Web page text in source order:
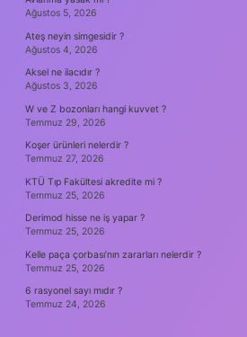
Ağustos 5, 2026
Ateş neyin simgesidir ?
Ağustos 4, 2026
Aksel ne ilacıdır ?
Ağustos 3, 2026
W ve Z bozonları hangi kuvvet ?
Temmuz 29, 2026
Koşer ürünleri nelerdir ?
Temmuz 27, 2026
KTÜ Tıp Fakültesi akredite mi ?
Temmuz 25, 2026
Derimod hisse ne iş yapar ?
Temmuz 25, 2026
Kelle paça çorbası’nın zararları nelerdir ?
Temmuz 25, 2026
6 rasyonel sayı mıdır ?
Temmuz 24, 2026